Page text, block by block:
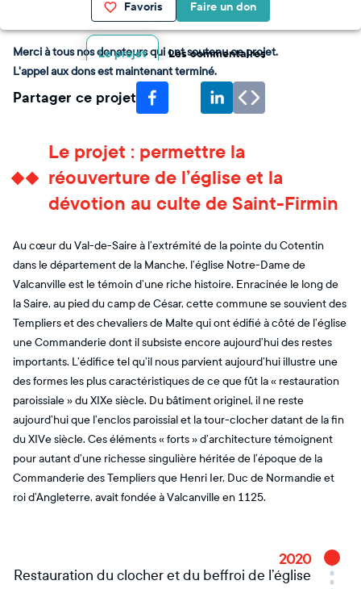
Favoris Faire un don
Le projet Les commentaires
Merci à tous nos donateurs qui ont soutenu ce projet.
L'appel aux dons est maintenant terminé.
Partager ce projet
Le projet : permettre la
réouverture de l’église et la
dévotion au culte de Saint-Firmin
Au cœur du Val-de-Saire à l’extrémité de la pointe du Cotentin
dans le département de la Manche, l’église Notre-Dame de
Valcanville est le témoin d’une riche histoire. Enracinée le long de
la Saire, au pied du camp de César, cette commune se souvient des
Templiers et des chevaliers de Malte qui ont édifié à côté de l’église
une Commanderie dont il subsiste encore aujourd’hui des restes
importants. L’édifice tel qu’il nous parvient aujourd’hui illustre une
des formes les plus caractéristiques de ce que fût la « restauration
paroissiale » du XIXe siècle. Du bâtiment originel, il ne reste
aujourd’hui que l’enclos paroissial et la tour-clocher datant de la fin
du XIVe siècle. Ces éléments « forts » d’architecture témoignent
pour autant d’une richesse singulière héritée de l’époque de la
Commanderie des Templiers que Henri Ier, Duc de Normandie et
roi d’Angleterre, avait fondée à Valcanville en 1125.
2020
Restauration du clocher et du beffroi de l’église